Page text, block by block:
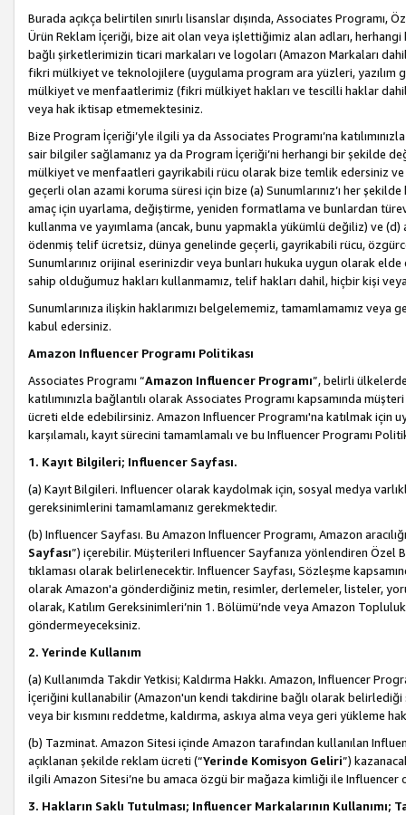
Burada açıkça belirtilen sınırlı lisanslar dışında, Associates Programı,
Ürün Reklam İçeriği, bize ait olan veya işlettiğimiz alan adları,
bağlı şirketlerimizin ticari markaları ve logoları (Amazon Markaları
fikri mülkiyet ve teknolojilere (uygulama program ara yüzleri,
mülkiyet ve menfaatlerimiz (fikri mülkiyet hakları ve tescilli haklar
veya hak iktisap etmemektesiniz.
Bize Program İçeriği’yle ilgili ya da Associates Programı’na
sair bilgiler sağlamanız ya da Program İçeriği’ni herhangi bir şekilde
mülkiyet ve menfaatleri gayrikabili rücu olarak bize temlik edersiniz ve
geçerli olan azami koruma süresi için bize (a) Sunumlarınız’ı her
amaç için uyarlama, değiştirme, yeniden formatlama ve bunlardan türev
kullanma ve yayımlama (ancak, bunu yapmakla yükümlü değiliz) ve
ödenmiş telif ücretsiz, dünya genelinde geçerli, gayrikabili rücu,
Sunumlarınız orijinal eserinizdir veya bunları hukuka uygun olarak
sahip olduğumuz hakları kullanmamız, telif hakları dahil, hiçbir kişi
Sunumlarınıza ilişkin haklarımızı belgelememiz, tamamlamamız
kabul edersiniz.
Amazon Influencer Programı Politikası
Associates Programı “Amazon Influencer Programı”, belirli
katılımınızla bağlantılı olarak Associates Programı kapsamında
ücreti elde edebilirsiniz. Amazon Influencer Programı'na katılmak için
karşılamalı, kayıt sürecini tamamlamalı ve bu Influencer Programı
1. Kayıt Bilgileri; Influencer Sayfası.
(a) Kayıt Bilgileri. Influencer olarak kaydolmak için, sosyal medya
gereksinimlerini tamamlamanız gerekmektedir.
(b) Influencer Sayfası. Bu Amazon Influencer Programı, Amazon
Sayfası”) içerebilir. Müşterileri Influencer Sayfanıza yönlendiren Özel
tıklaması olarak belirlenecektir. Influencer Sayfası, Sözleşme
olarak Amazon'a gönderdiğiniz metin, resimler, derlemeler, listeler,
olarak, Katılım Gereksinimleri’nin 1. Bölümü’nde veya Amazon
göndermeyeceksiniz.
2. Yerinde Kullanım
(a) Kullanımda Takdir Yetkisi; Kaldırma Hakkı. Amazon, Influencer
İçeriğini kullanabilir (Amazon'un kendi takdirine bağlı olarak belirlediği
veya bir kısmını reddetme, kaldırma, askıya alma veya geri yükleme
(b) Tazminat. Amazon Sitesi içinde Amazon tarafından kullanılan
açıklanan şekilde reklam ücreti (“Yerinde Komisyon Geliri”)
ilgili Amazon Sitesi’ne bu amaca özgü bir mağaza kimliği ile Influencer
3. Hakların Saklı Tutulması; Influencer Markalarının Kullanımı;